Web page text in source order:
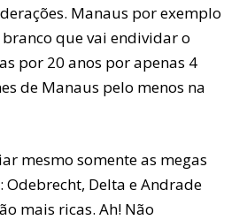
Manaus por exemplo
que vai endividar o
por 20 anos por apenas 4
de Manaus pelo menos na
mesmo somente as megas
Delta e Andrade
mais ricas. Ah! Não